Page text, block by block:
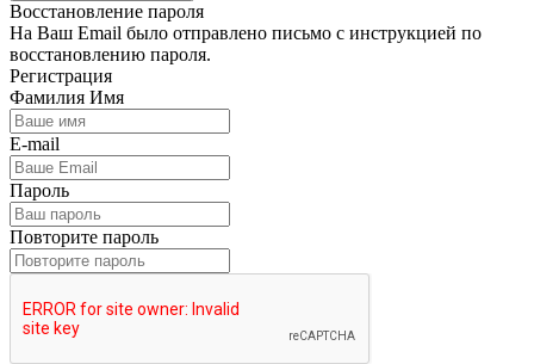
Восстановление пароля
На Ваш Email было отправлено письмо с инструкцией по
восстановлению пароля.
Регистрация
Фамилия Имя
E-mail
Пароль
Повторите пароль